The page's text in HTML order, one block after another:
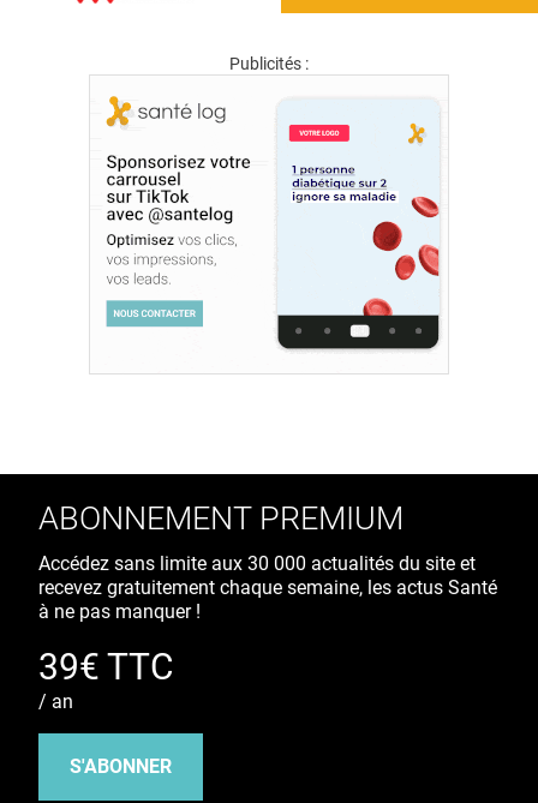
Publicités :
ABONNEMENT PREMIUM
Accédez sans limite aux 30 000 actualités du site et
recevez gratuitement chaque semaine, les actus Santé
à ne pas manquer !
39€ TTC
/ an
S'ABONNER